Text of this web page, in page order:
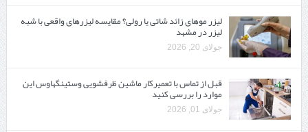
لیزر موهای زائد شاتی یا رولی؟ مقایسه لیزرهای واقعی با شبه‌
لیزر در مشهد
جولای 20, 2026
قبل از تماس با تعمیرکار ماشین ظرفشویی وستینگهاوس این
موارد را بررسی کنید
جولای 01, 2026